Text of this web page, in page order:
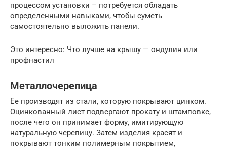
процессом установки – потребуется обладать
определенными навыками, чтобы суметь
самостоятельно выложить панели.
Это интересно: Что лучше на крышу — ондулин или
профнастил
Металлочерепица
Ее производят из стали, которую покрывают цинком.
Оцинкованный лист подвергают прокату и штамповке,
после чего он принимает форму, имитирующую
натуральную черепицу. Затем изделия красят и
покрывают тонким полимерным покрытием,